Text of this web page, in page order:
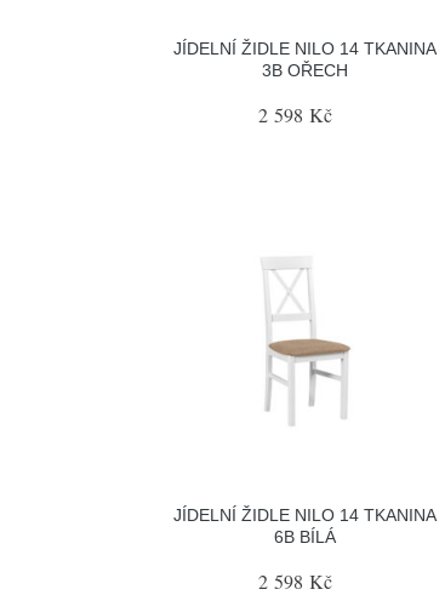
JÍDELNÍ ŽIDLE NILO 14 TKANINA
3B OŘECH
2 598 Kč
JÍDELNÍ ŽIDLE NILO 14 TKANINA
6B BÍLÁ
2 598 Kč